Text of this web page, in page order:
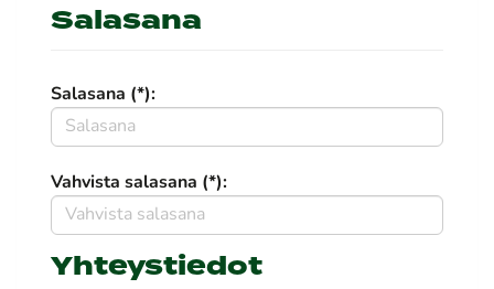
Salasana
Salasana (*):
Vahvista salasana (*):
Yhteystiedot